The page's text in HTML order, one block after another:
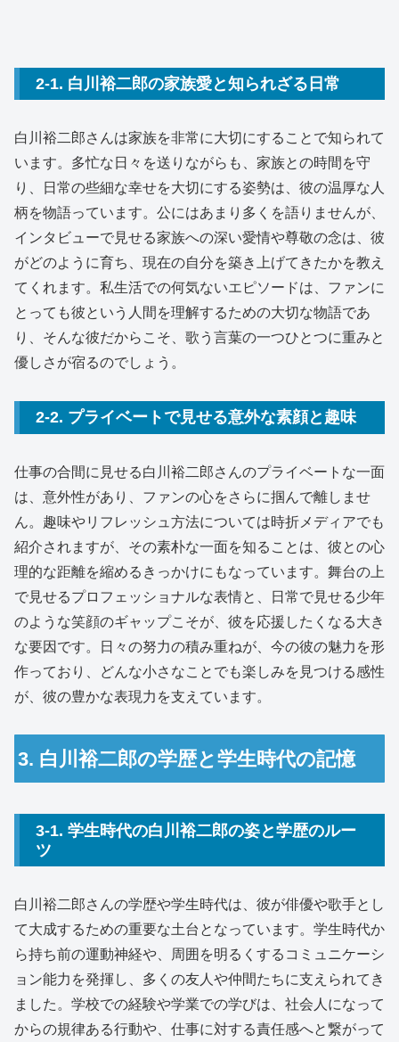
2-1. 白川裕二郎の家族愛と知られざる日常
白川裕二郎さんは家族を非常に大切にすることで知られて
います。多忙な日々を送りながらも、家族との時間を守
り、日常の些細な幸せを大切にする姿勢は、彼の温厚な人
柄を物語っています。公にはあまり多くを語りませんが、
インタビューで見せる家族への深い愛情や尊敬の念は、彼
がどのように育ち、現在の自分を築き上げてきたかを教え
てくれます。私生活での何気ないエピソードは、ファンに
とっても彼という人間を理解するための大切な物語であ
り、そんな彼だからこそ、歌う言葉の一つひとつに重みと
優しさが宿るのでしょう。
2-2. プライベートで見せる意外な素顔と趣味
仕事の合間に見せる白川裕二郎さんのプライベートな一面
は、意外性があり、ファンの心をさらに掴んで離しませ
ん。趣味やリフレッシュ方法については時折メディアでも
紹介されますが、その素朴な一面を知ることは、彼との心
理的な距離を縮めるきっかけにもなっています。舞台の上
で見せるプロフェッショナルな表情と、日常で見せる少年
のような笑顔のギャップこそが、彼を応援したくなる大き
な要因です。日々の努力の積み重ねが、今の彼の魅力を形
作っており、どんな小さなことでも楽しみを見つける感性
が、彼の豊かな表現力を支えています。
3. 白川裕二郎の学歴と学生時代の記憶
3-1. 学生時代の白川裕二郎の姿と学歴のルー
ツ
白川裕二郎さんの学歴や学生時代は、彼が俳優や歌手とし
て大成するための重要な土台となっています。学生時代か
ら持ち前の運動神経や、周囲を明るくするコミュニケーシ
ョン能力を発揮し、多くの友人や仲間たちに支えられてき
ました。学校での経験や学業での学びは、社会人になって
からの規律ある行動や、仕事に対する責任感へと繋がって